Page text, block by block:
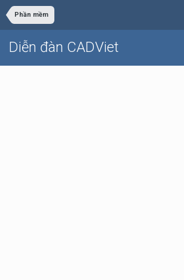
Phần mềm
Diễn đàn CADViet